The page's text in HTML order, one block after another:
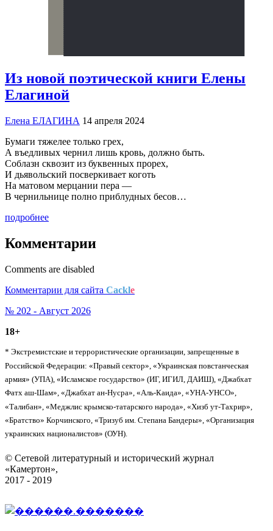
Из новой поэтической книги Елены
Елагиной
Елена ЕЛАГИНА 14 апреля 2024
Бумаги тяжелее только грех,
А въедливых чернил лишь кровь, должно быть.
Соблазн сквозит из буквенных прорех,
И дьявольский посверкивает коготь
На матовом мерцании пера —
В чернильнице полно приблудных бесов…
подробнее
Комментарии
Comments are disabled
Комментарии для сайта Cackle
№ 202 - Август 2026
18+
* Экстремистские и террористические организации, запрещенные в
Российской Федерации: «Правый сектор», «Украинская повстанческая
армия» (УПА), «Исламское государство» (ИГ, ИГИЛ, ДАИШ), «Джабхат
Фатх аш-Шам», «Джабхат ан-Нусра», «Аль-Каида», «УНА-УНСО»,
«Талибан», «Меджлис крымско-татарского народа», «Хизб ут-Тахрир»,
«Братство» Корчинского, «Тризуб им. Степана Бандеры», «Организация
украинских националистов» (ОУН).
© Сетевой литературный и исторический журнал
«Камертон»,
2017 - 2019